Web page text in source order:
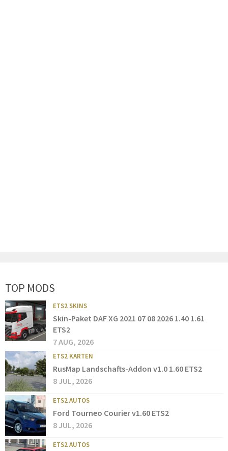
TOP MODS
ETS2 SKINS
Skin-Paket DAF XG 2021 07 08 2026 1.40 1.61
ETS2
7 AUG, 2026
ETS2 KARTEN
RusMap Landschafts-Addon v1.0 1.60 ETS2
8 JUL, 2026
ETS2 AUTOS
Ford Tourneo Courier v1.60 ETS2
8 JUL, 2026
ETS2 AUTOS